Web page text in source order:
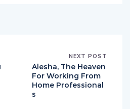
NEXT POST
Alesha, The Heaven
For Working From
Home Professional
s